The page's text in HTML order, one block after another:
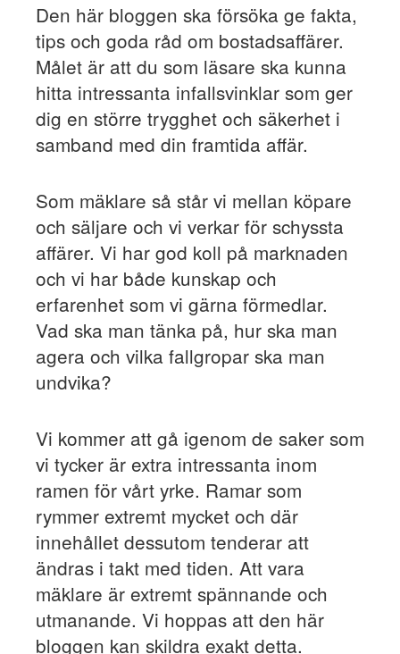
Den här bloggen ska försöka ge fakta,
tips och goda råd om bostadsaffärer.
Målet är att du som läsare ska kunna
hitta intressanta infallsvinklar som ger
dig en större trygghet och säkerhet i
samband med din framtida affär.
Som mäklare så står vi mellan köpare
och säljare och vi verkar för schyssta
affärer. Vi har god koll på marknaden
och vi har både kunskap och
erfarenhet som vi gärna förmedlar.
Vad ska man tänka på, hur ska man
agera och vilka fallgropar ska man
undvika?
Vi kommer att gå igenom de saker som
vi tycker är extra intressanta inom
ramen för vårt yrke. Ramar som
rymmer extremt mycket och där
innehållet dessutom tenderar att
ändras i takt med tiden. Att vara
mäklare är extremt spännande och
utmanande. Vi hoppas att den här
bloggen kan skildra exakt detta.